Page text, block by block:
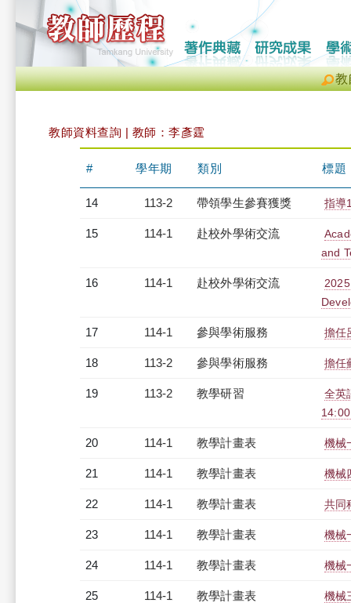
教
教師資料查詢 | 教師：李彥霆
# 學年期 類別 標題
14 113-2 帶領學生參賽獲獎 指導
15 114-1 赴校外學術交流
and
16 114-1 赴校外學術交流
17 114-1 參與學術服務 擔任
18 113-2 參與學術服務 擔任
19 113-2 教學研習
全英
20 114-1 教學計畫表 機械
21 114-1 教學計畫表 機械
22 114-1 教學計畫表 共同
23 114-1 教學計畫表 機械
24 114-1 教學計畫表 機械
25 114-1 教學計畫表 機械